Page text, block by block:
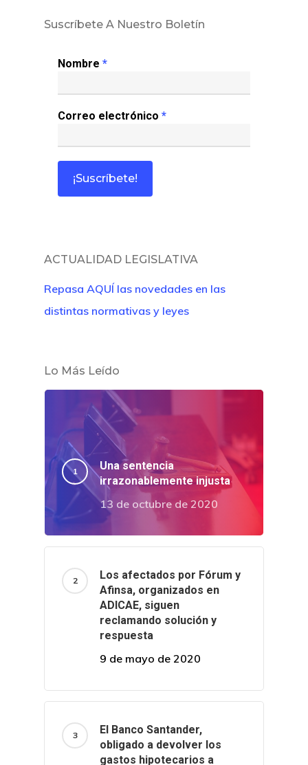
Suscríbete A Nuestro Boletín
Nombre *
Correo electrónico *
ACTUALIDAD LEGISLATIVA
Repasa AQUÍ las novedades en las
distintas normativas y leyes
Lo Más Leído
Una sentencia
irrazonablemente injusta
13 de octubre de 2020
Los afectados por Fórum y
Afinsa, organizados en
ADICAE, siguen
reclamando solución y
respuesta
9 de mayo de 2020
El Banco Santander,
obligado a devolver los
gastos hipotecarios a